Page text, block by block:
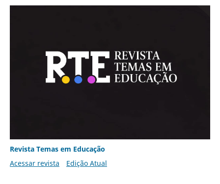
Revista Temas em Educação
Acessar revista
Edição Atual